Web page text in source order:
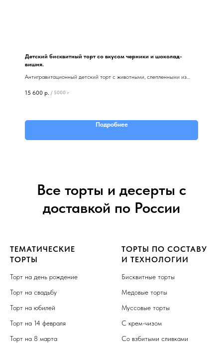
Детский бисквитный торт со вкусом черники и шоколад-
вишня.
Антигравитационный детский торт с животными, слепленными из
бумаги.
15 600 р. / 5000 г
Подробнее
Все торты и десерты с
доставкой по России
ТЕМАТИЧЕСКИЕ
ТОРТЫ
Торт на день рождение
Торт на свадьбу
Торт на юбилей
Торт на 14 февраля
Торт на 8 марта
ТОРТЫ ПО СОСТАВУ
И ТЕХНОЛОГИИ
Бисквитные торты
Медовые торты
Муссовые торты
С крем-чизом
Со взбитыми сливками